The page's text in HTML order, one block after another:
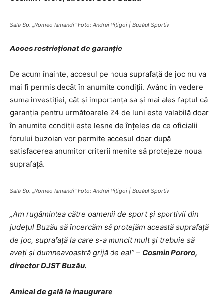
Sala Sp. „Romeo Iamandi” Foto: Andrei Piţigoi | Buzăul Sportiv
Acces restricţionat de garanţie
De acum înainte, accesul pe noua suprafaţă de joc nu va
mai fi permis decât în anumite condiţii. Având în vedere
suma investiţiei, cât şi importanţa sa şi mai ales faptul că
garanţia pentru următoarele 24 de luni este valabilă doar
în anumite condiţii este lesne de înţeles de ce oficialii
forului buzoian vor permite accesul doar după
satisfacerea anumitor criterii menite să protejeze noua
suprafaţă.
Sala Sp. „Romeo Iamandi” Foto: Andrei Piţigoi | Buzăul Sportiv
„Am rugămintea către oamenii de sport şi sportivii din
judeţul Buzău să încercăm să protejăm această suprafaţă
de joc, suprafaţă la care s-a muncit mult şi trebuie să
aveţi şi dumneavoastră grijă de ea!” – Cosmin Pororo,
director DJST Buzău.
Amical de gală la inaugurare